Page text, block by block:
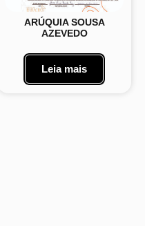
ARÚQUIA SOUSA
AZEVEDO
Leia mais